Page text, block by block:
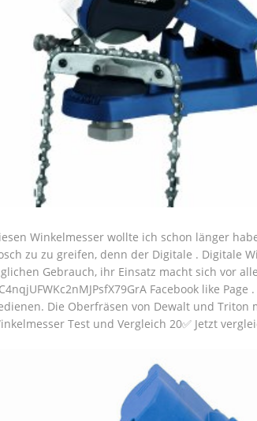
Winkelmesser wollte ich schon länger
zu zu greifen, denn der Digitale . Digitale
Gebrauch, ihr Einsatz macht sich vor
Facebook like
Die Oberfräsen von Dewalt und
Test und Vergleich 20✅ Jetzt